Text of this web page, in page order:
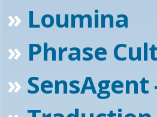
» Loumina
» Phrase
»